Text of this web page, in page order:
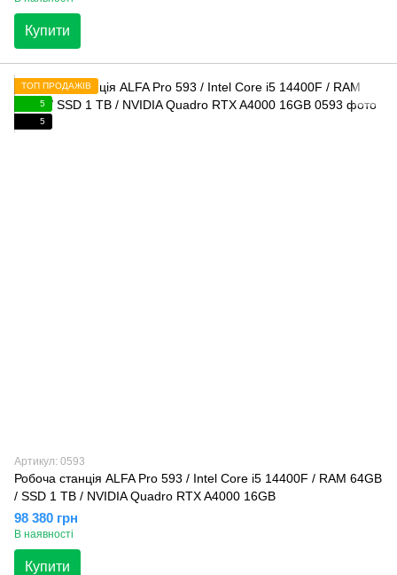
Купити
ТОП ПРОДАЖІВ
5
5
Артикул: 0593
Робоча станція ALFA Pro 593 / Intel Core i5 14400F / RAM 64GB
/ SSD 1 TB / NVIDIA Quadro RTX A4000 16GB
98 380 грн
В наявності
Купити